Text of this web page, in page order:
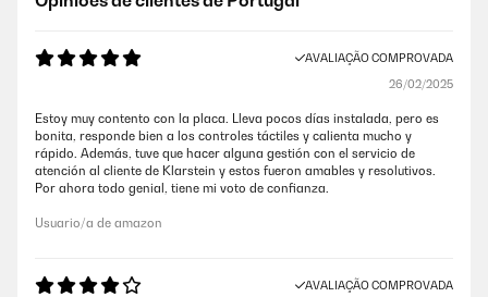
AVALIAÇÃO COMPROVADA
26/02/2025
Estoy muy contento con la placa. Lleva pocos días instalada, pero es
bonita, responde bien a los controles táctiles y calienta mucho y
rápido. Además, tuve que hacer alguna gestión con el servicio de
atención al cliente de Klarstein y estos fueron amables y resolutivos.
Por ahora todo genial, tiene mi voto de confianza.
Usuario/a de amazon
AVALIAÇÃO COMPROVADA